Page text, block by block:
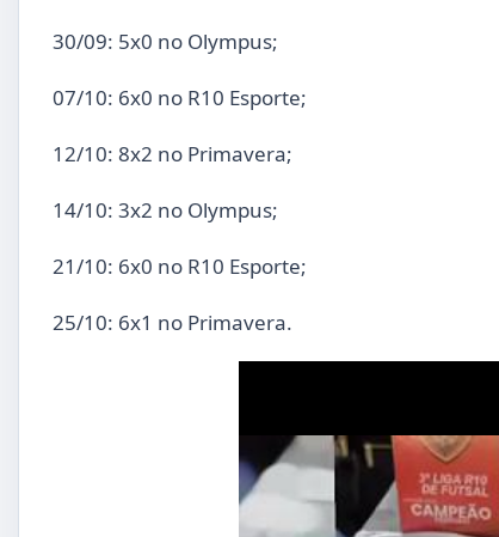
30/09: 5x0 no Olympus;
07/10: 6x0 no R10 Esporte;
12/10: 8x2 no Primavera;
14/10: 3x2 no Olympus;
21/10: 6x0 no R10 Esporte;
25/10: 6x1 no Primavera.